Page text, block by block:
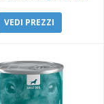
VEDI PREZZI